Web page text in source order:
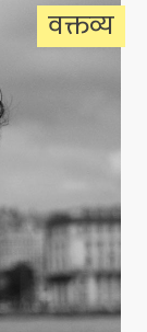
वक्तव्य